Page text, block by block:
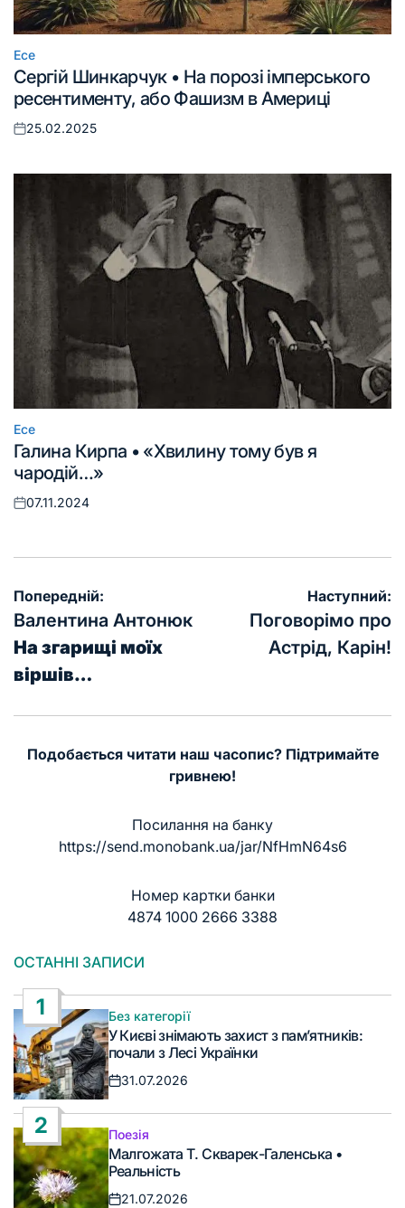
Опублікувати
у
Есе
Сергій Шинкарчук • На порозі імперського
ресентименту, або Фашизм в Америці
Оприлюднено
25.02.2025
Опублікувати
у
Есе
Галина Кирпа • «Хвилину тому був я
чародій…»
Оприлюднено
07.11.2024
Навігація
записів
Попередній:
Валентина Антонюк
На згарищі моїх
віршів…
Наступний:
Поговорімо про
Астрід, Карін!
Подобається читати наш часопис? Підтримайте
гривнею!
Посилання на банку
https://send.monobank.ua/jar/NfHmN64s6
Номер картки банки
4874 1000 2666 3388
ОСТАННІ ЗАПИСИ
1
Опублікувати
у
Без категорії
У Києві знімають захист з пам’ятників:
почали з Лесі Українки
Дата
31.07.2026
2
Опублікувати
у
Поезія
Малгожата Т. Скварек-Галенська •
Реальність
21.07.2026